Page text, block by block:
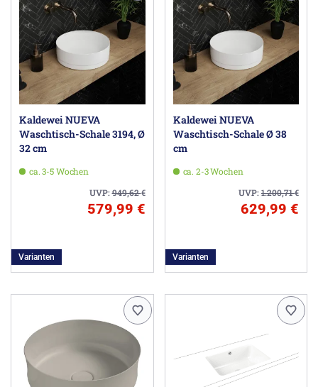
Kaldewei NUEVA
Waschtisch-Schale 3194, Ø
32 cm
ca. 3-5 Wochen
UVP:949,62€
579,99 €
Varianten
Kaldewei NUEVA
Waschtisch-Schale Ø 38
cm
ca. 2-3 Wochen
UVP:1.200,71€
629,99 €
Varianten